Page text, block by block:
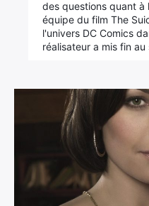
des questions quant
équipe du film The
l'univers DC Comics
réalisateur a mis fin